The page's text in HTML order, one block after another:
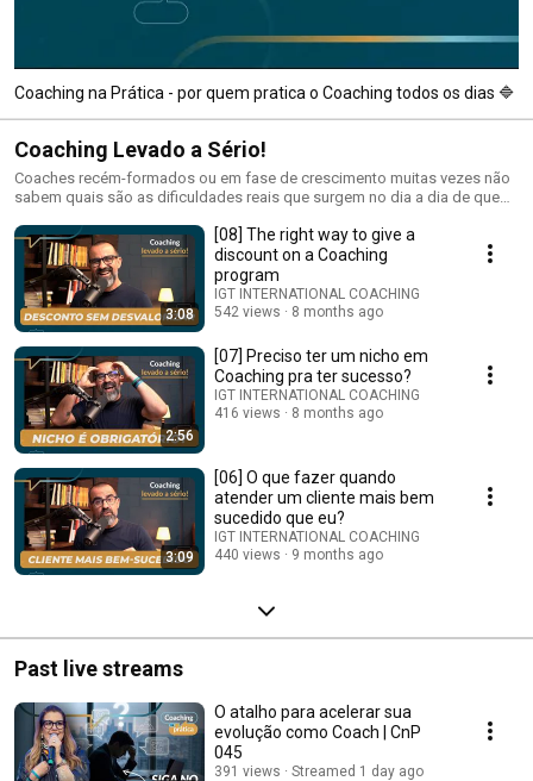
Coaching na Prática - por quem pratica o Coaching todos os dias 🔷
Coaching Levado a Sério!
Coaches recém-formados ou em fase de crescimento muitas vezes não
sabem quais são as dificuldades reais que surgem no dia a dia de quem
que podem surgir no dia a dia de um coach, e traz ensinamentos
baseados em soluções reais. Uma oportunidade de aprendizado
profundo, direto da experiência de um Coach Profissional, que treina
pessoas há mais de 20 anos. Vídeo novo toda terça, ao meio dia.
Vamoooooooo 🤟🏻👊🏻
3:08
[08] The right way to give a
discount on a Coaching
program
IGT INTERNATIONAL COACHING
542 views
8 months ago
2:56
[07] Preciso ter um nicho em
Coaching pra ter sucesso?
IGT INTERNATIONAL COACHING
416 views
8 months ago
3:09
[06] O que fazer quando
atender um cliente mais bem
sucedido que eu?
IGT INTERNATIONAL COACHING
440 views
9 months ago
Past live streams
O atalho para acelerar sua
evolução como Coach | CnP
045
391 views Streamed 1 day ago